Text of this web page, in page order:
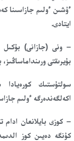
ايتادى.
– ونى (جازانى) بۇكىل
بۇيرىقتى
سولتۇستىك كورەيادا
اكەلگەندەرگە ءولىم
– كوزى بايلانعان
كۇنگە دەيىن كوز